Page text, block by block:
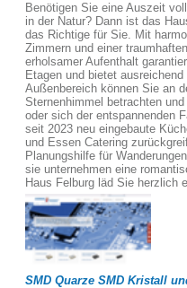
Benötigen Sie eine Auszeit
in der Natur? Dann ist das
das Richtige für Sie. Mit
Zimmern und einer
erholsamer Aufenthalt
Etagen und bietet
Außenbereich können Sie an
Sternenhimmel betrachten
oder sich der entspannenden
seit 2023 neu eingebaute
und Essen Catering
Planungshilfe für
sie unternehmen eine
Haus Felburg läd Sie herzlich
SMD Quarze SMD Kristall